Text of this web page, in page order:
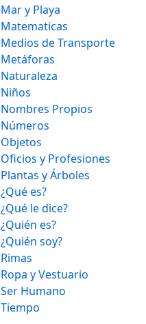
Mar y Playa
Matematicas
Medios de Transporte
Metáforas
Naturaleza
Niños
Nombres Propios
Números
Objetos
Oficios y Profesiones
Plantas y Árboles
¿Qué es?
¿Qué le dice?
¿Quién es?
¿Quién soy?
Rimas
Ropa y Vestuario
Ser Humano
Tiempo